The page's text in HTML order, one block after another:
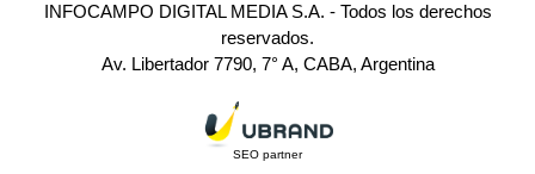
INFOCAMPO DIGITAL MEDIA S.A. - Todos los derechos
reservados.
Av. Libertador 7790, 7° A, CABA, Argentina
SEO partner